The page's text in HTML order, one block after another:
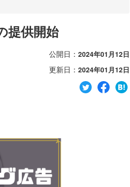
提供開始
公開日： 2024年01月12日
更新日： 2024年01月12日